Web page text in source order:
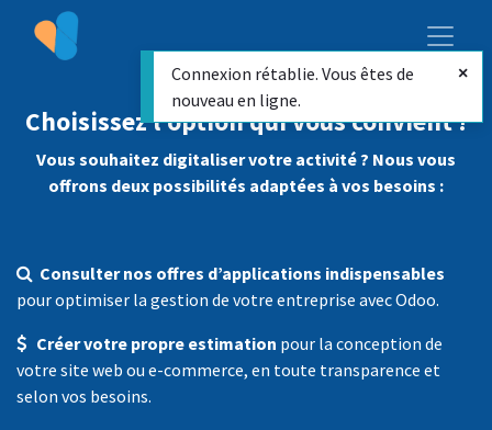
Choisissez l’option qui vous convient !
Vous souhaitez digitaliser votre activité ? Nous vous
offrons deux possibilités adaptées à vos besoins :
Consulter nos offres d’applications indispensables
pour optimiser la gestion de votre entreprise avec Odoo.
Créer votre propre estimation pour la conception de
votre site web ou e-commerce, en toute transparence et
selon vos besoins.
Connexion rétablie. Vous êtes de
nouveau en ligne.